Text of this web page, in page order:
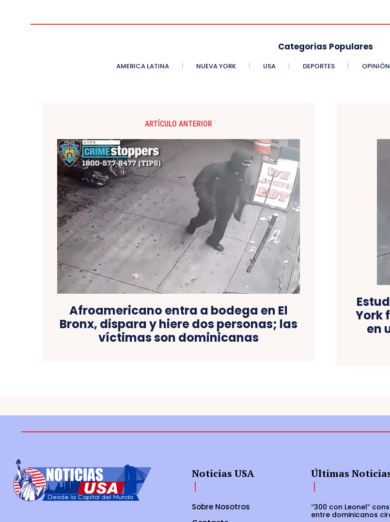
Categorias Populares
AMERICA LATINA NUEVA YORK USA DEPORTES OPINIÓN
ARTÍCULO ANTERIOR
Afroamericano entra a bodega en El
Bronx, dispara y hiere dos personas; las
víctimas son dominicanas
York
en
Noticias USA
Sobre Nosotros
Últimas
“300 con Leonel”
entre dominicanos